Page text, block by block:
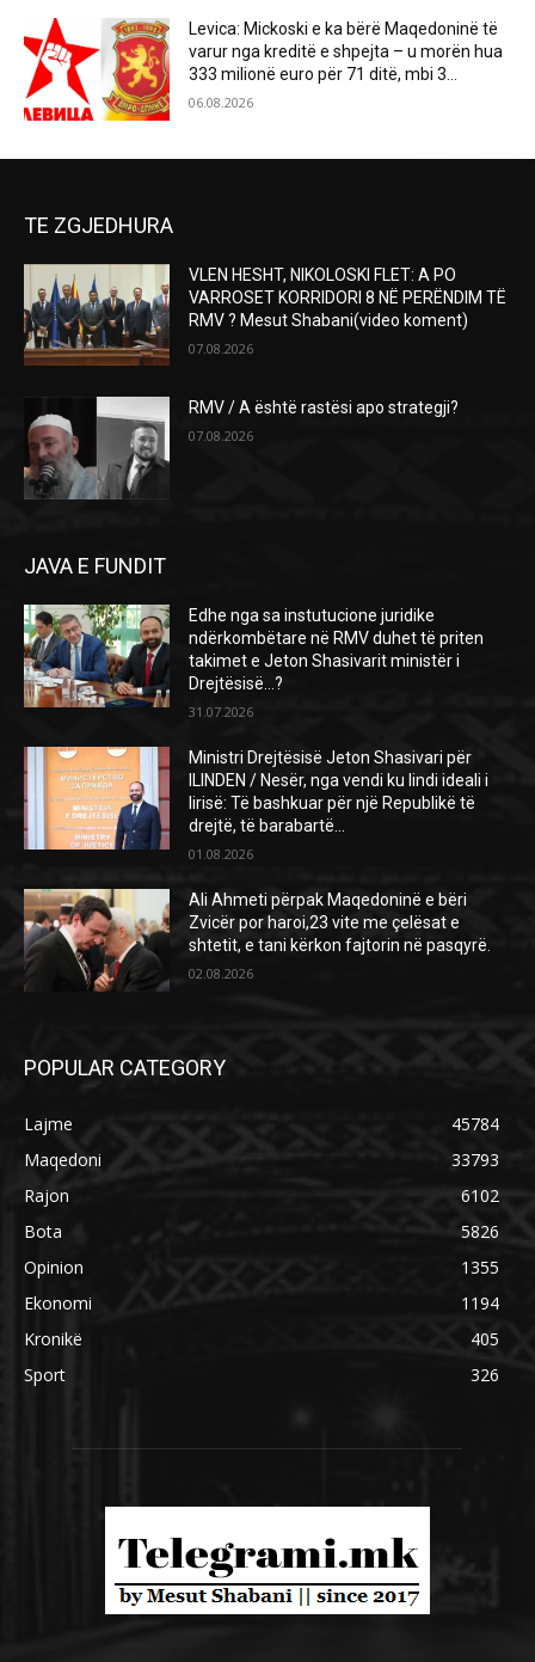
Levica: Mickoski e ka bërë Maqedoninë të
varur nga kreditë e shpejta – u morën hua
333 milionë euro për 71 ditë, mbi 3...
06.08.2026
TE ZGJEDHURA
VLEN HESHT, NIKOLOSKI FLET: A PO
VARROSET KORRIDORI 8 NË PERËNDIM TË
RMV ? Mesut Shabani(video koment)
07.08.2026
RMV / A është rastësi apo strategji?
07.08.2026
JAVA E FUNDIT
Edhe nga sa instutucione juridike
ndërkombëtare në RMV duhet të priten
takimet e Jeton Shasivarit ministër i
Drejtësisë…?
31.07.2026
Ministri Drejtësisë Jeton Shasivari për
ILINDEN / Nesër, nga vendi ku lindi ideali i
lirisë: Të bashkuar për një Republikë të
drejtë, të barabartë...
01.08.2026
Ali Ahmeti përpak Maqedoninë e bëri
Zvicër por haroi,23 vite me çelësat e
shtetit, e tani kërkon fajtorin në pasqyrë.
02.08.2026
POPULAR CATEGORY
Lajme
45784
Maqedoni
33793
Rajon
6102
Bota
5826
Opinion
1355
Ekonomi
1194
Kronikë
405
Sport
326